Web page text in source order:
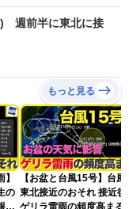
) 週前半に東北に接
もっと見る
の
・
【お盆と台風15号】台風
東北接近のおそれ 接近後
ゲリラ雷雨の頻度高まる